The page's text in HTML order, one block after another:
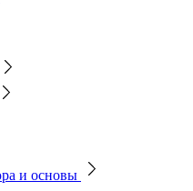
и основы